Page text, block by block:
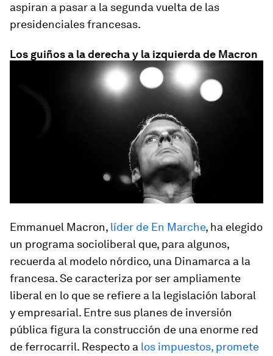
aspiran a pasar a la segunda vuelta de las
presidenciales francesas.
Los guiños a la derecha y la izquierda de Macron
Emmanuel Macron, líder de En Marche, ha elegido
un programa socioliberal que, para algunos,
recuerda al modelo nórdico, una Dinamarca a la
francesa. Se caracteriza por ser ampliamente
liberal en lo que se refiere a la legislación laboral
y empresarial. Entre sus planes de inversión
pública figura la construcción de una enorme red
de ferrocarril. Respecto a los impuestos, promete